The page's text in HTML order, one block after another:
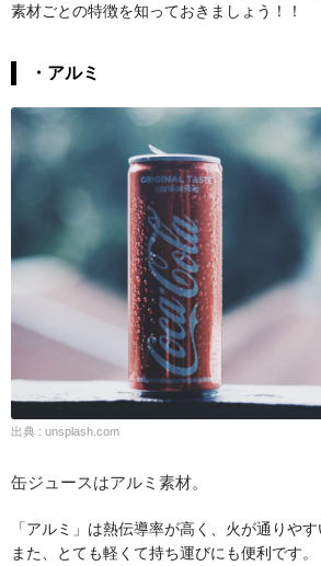
素材ごとの特徴を知っておきましょう！！
・アルミ
出典 : unsplash.com
缶ジュースはアルミ素材。
「アルミ」は熱伝導率が高く、火が通りやす
また、とても軽くて持ち運びにも便利です。